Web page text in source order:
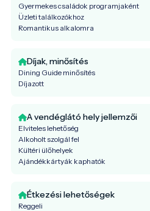
Gyermekes családok programjaként
Üzleti találkozókhoz
Romantikus alkalomra
Díjak, minősítés
Dining Guide minősítés
Díjazott
A vendéglátó hely jellemzői
Elviteles lehetőség
Alkoholt szolgál fel
Kültéri ülőhelyek
Ajándékkártyák kaphatók
Étkezési lehetőségek
Reggeli